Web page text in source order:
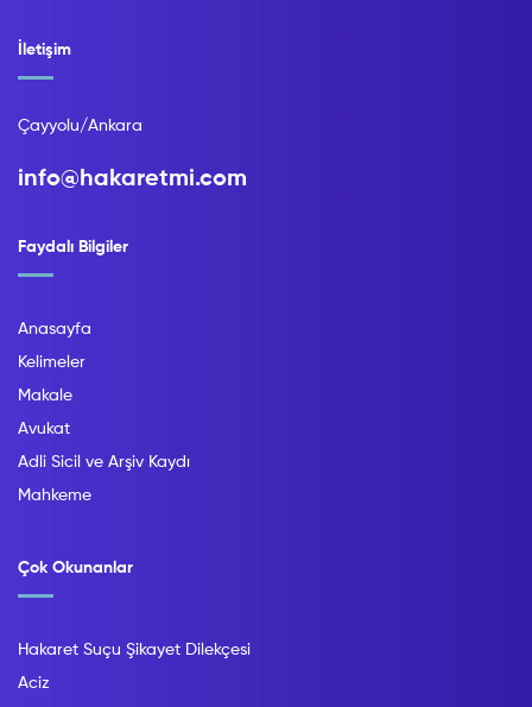
Faydalı Bilgiler
Anasayfa
Kelimeler
Makale
Avukat
Adli Sicil ve Arşiv Kaydı
Mahkeme
Çok Okunanlar
Hakaret Suçu Şikayet Dilekçesi
Aciz
İletişim
Çayyolu/Ankara
info@hakaretmi.com